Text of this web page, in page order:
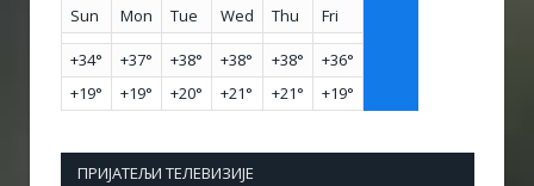
Sun
Mon Tue Wed Thu Fri
+34° +37° +38° +38° +38° +36°
+19° +19° +20° +21° +21° +19°
ПРИЈАТЕЉИ ТЕЛЕВИЗИЈЕ